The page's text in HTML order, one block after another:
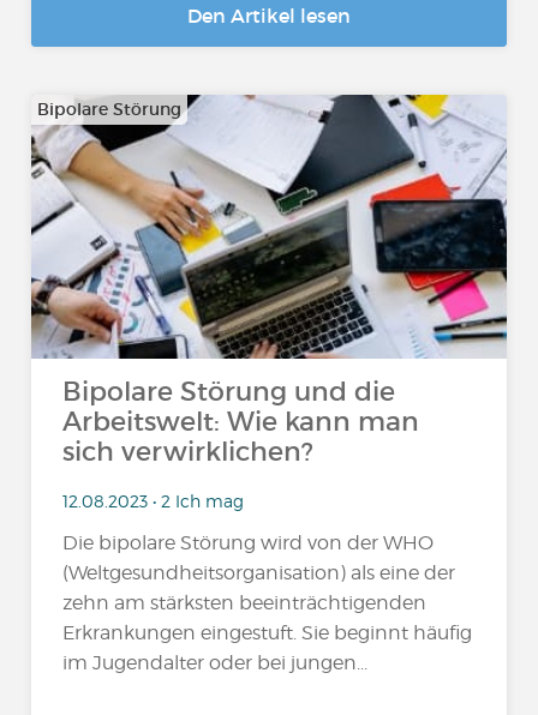
Den Artikel lesen
Bipolare Störung
Bipolare Störung und die
Arbeitswelt: Wie kann man
sich verwirklichen?
12.08.2023 • 2 Ich mag
Die bipolare Störung wird von der WHO
(Weltgesundheitsorganisation) als eine der
zehn am stärksten beeinträchtigenden
Erkrankungen eingestuft. Sie beginnt häufig
im Jugendalter oder bei jungen...